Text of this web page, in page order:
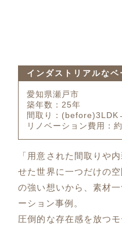
インダストリアルなベ
愛知県瀬戸市
築年数：25年
間取り：
リノベーション費用：
「用意された間取りや
せた世界に一つだけの
の強い想いから、素材
ーション事例。
圧倒的な存在感を放つ